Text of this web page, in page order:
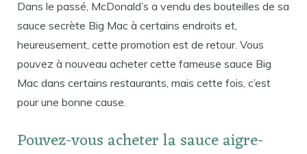
Dans le passé, McDonald’s a vendu des bouteilles de sa
sauce secrète Big Mac à certains endroits et,
heureusement, cette promotion est de retour. Vous
pouvez à nouveau acheter cette fameuse sauce Big
Mac dans certains restaurants, mais cette fois, c’est
pour une bonne cause.
Pouvez-vous acheter la sauce aigre-